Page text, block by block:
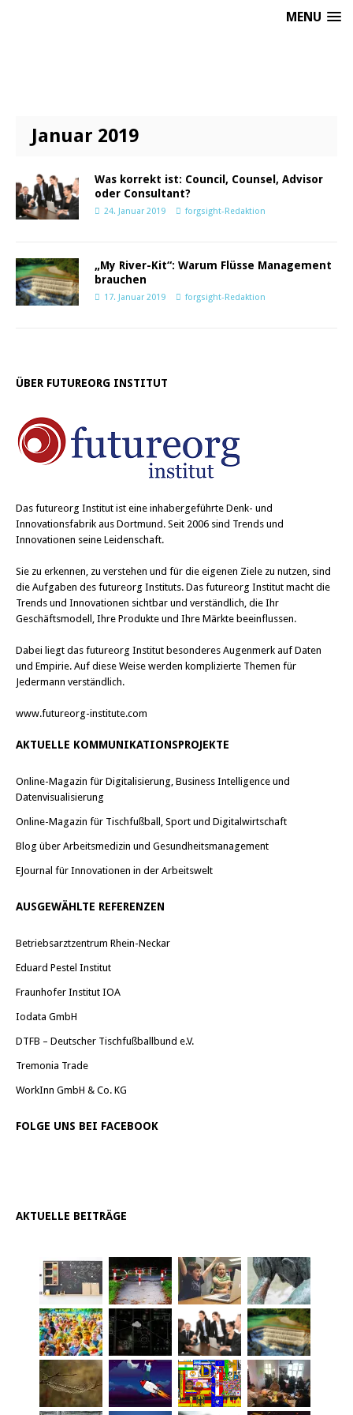
MENU
Januar 2019
Was korrekt ist: Council, Counsel, Advisor
oder Consultant?
24. Januar 2019 forgsight-Redaktion
„My River-Kit“: Warum Flüsse Management
brauchen
17. Januar 2019 forgsight-Redaktion
ÜBER FUTUREORG INSTITUT
Das futureorg Institut ist eine inhabergeführte Denk- und
Innovationsfabrik aus Dortmund. Seit 2006 sind Trends und
Innovationen seine Leidenschaft.
Sie zu erkennen, zu verstehen und für die eigenen Ziele zu nutzen, sind
die Aufgaben des futureorg Instituts. Das futureorg Institut macht die
Trends und Innovationen sichtbar und verständlich, die Ihr
Geschäftsmodell, Ihre Produkte und Ihre Märkte beeinflussen.
Dabei liegt das futureorg Institut besonderes Augenmerk auf Daten
und Empirie. Auf diese Weise werden komplizierte Themen für
Jedermann verständlich.
www.futureorg-institute.com
AKTUELLE KOMMUNIKATIONSPROJEKTE
Online-Magazin für Digitalisierung, Business Intelligence und
Datenvisualisierung
Online-Magazin für Tischfußball, Sport und Digitalwirtschaft
Blog über Arbeitsmedizin und Gesundheitsmanagement
EJournal für Innovationen in der Arbeitswelt
AUSGEWÄHLTE REFERENZEN
Betriebsarztzentrum Rhein-Neckar
Eduard Pestel Institut
Fraunhofer Institut IOA
Iodata GmbH
DTFB – Deutscher Tischfußballbund e.V.
Tremonia Trade
WorkInn GmbH & Co. KG
FOLGE UNS BEI FACEBOOK
AKTUELLE BEITRÄGE